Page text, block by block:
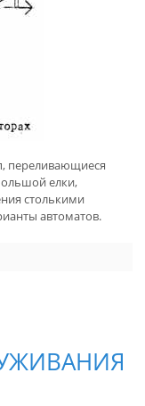
переливающиеся
елки,
столькими
автоматов.